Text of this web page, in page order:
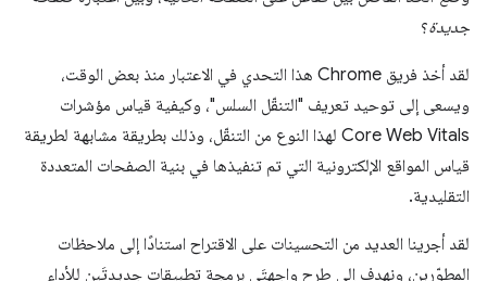
جديدة؟
لقد أخذ فريق Chrome هذا التحدي في الاعتبار منذ بعض الوقت،
ويسعى إلى توحيد تعريف "التنقّل السلس"، وكيفية قياس مؤشرات
Core Web Vitals لهذا النوع من التنقّل، وذلك بطريقة مشابهة لطريقة
قياس المواقع الإلكترونية التي تم تنفيذها في بنية الصفحات المتعددة
التقليدية.
لقد أجرينا العديد من التحسينات على الاقتراح استنادًا إلى ملاحظات
المطوّرين، ونهدف إلى طرح واجهتَي برمجة تطبيقات جديدتَين للأداء